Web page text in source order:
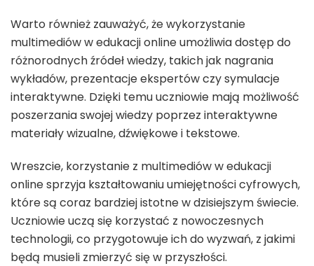
Warto również zauważyć, że wykorzystanie
multimediów w edukacji online umożliwia dostęp do
różnorodnych źródeł wiedzy, takich jak nagrania
wykładów, prezentacje ekspertów czy symulacje
interaktywne. Dzięki temu uczniowie mają możliwość
poszerzania swojej wiedzy poprzez interaktywne
materiały wizualne, dźwiękowe i tekstowe.
Wreszcie, korzystanie z multimediów w edukacji
online sprzyja kształtowaniu umiejętności cyfrowych,
które są coraz bardziej istotne w dzisiejszym świecie.
Uczniowie uczą się korzystać z nowoczesnych
technologii, co przygotowuje ich do wyzwań, z jakimi
będą musieli zmierzyć się w przyszłości.